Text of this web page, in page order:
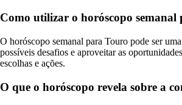
Como utilizar o horóscopo semanal
O horóscopo semanal para Touro pode ser
possíveis desafios e aproveitar as
escolhas e ações.
O que o horóscopo revela sobre a